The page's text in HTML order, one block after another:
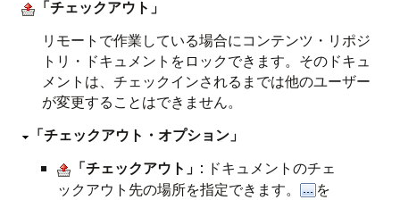
「チェックアウト」
リモートで作業している場合にコンテンツ・リポジ
トリ・ドキュメントをロックできます。そのドキュ
メントは、チェックインされるまでは他のユーザー
が変更することはできません。
「チェックアウト・オプション」
「チェックアウト」 : ドキュメントのチェ
ックアウト先の場所を指定できます。
を